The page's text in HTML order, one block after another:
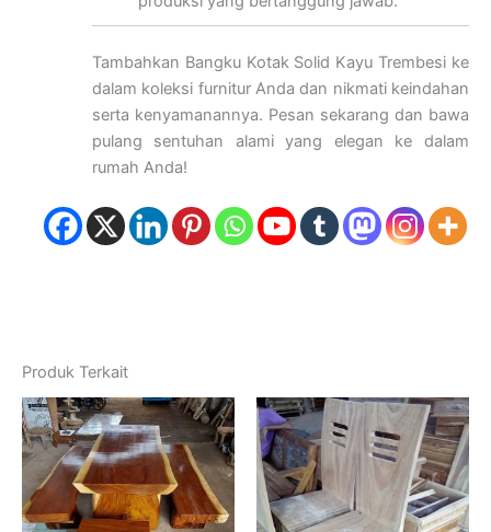
Tambahkan Bangku Kotak Solid Kayu Trembesi ke
dalam koleksi furnitur Anda dan nikmati keindahan
serta kenyamanannya. Pesan sekarang dan bawa
pulang sentuhan alami yang elegan ke dalam
rumah Anda!
Produk Terkait